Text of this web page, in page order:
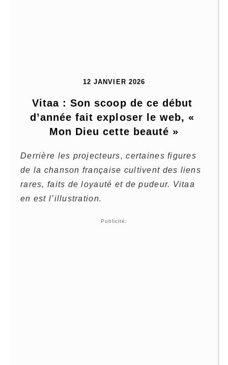
12 JANVIER 2026
Vitaa : Son scoop de ce début
d’année fait exploser le web, «
Mon Dieu cette beauté »
Derrière les projecteurs, certaines figures
de la chanson française cultivent des liens
rares, faits de loyauté et de pudeur. Vitaa
en est l’illustration.
Publicité: